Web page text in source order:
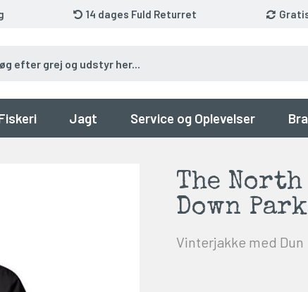
14 dages Fuld Returret
Jagt Service og Oplevelser
The North
Down
Vinterjakke med Dun